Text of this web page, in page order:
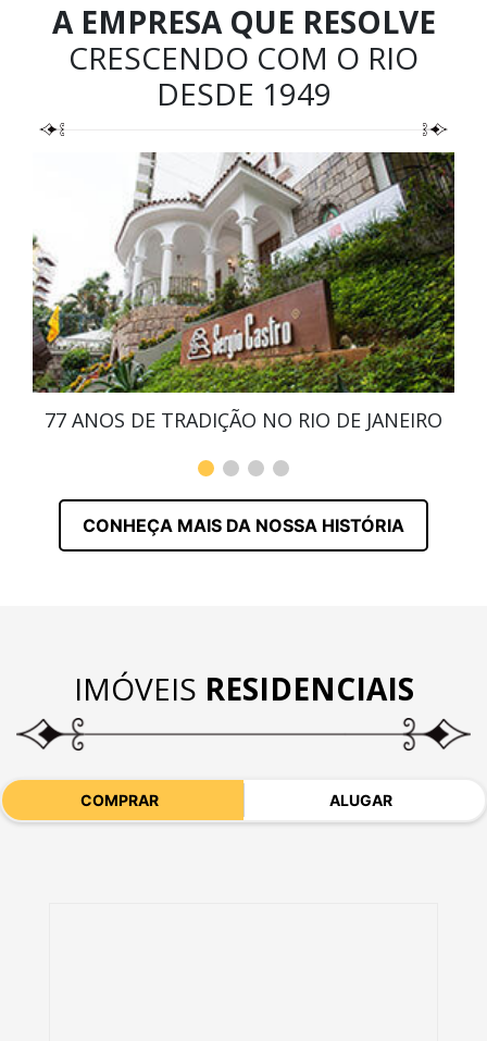
A EMPRESA QUE RESOLVE
CRESCENDO COM O RIO
DESDE 1949
77 ANOS DE TRADIÇÃO NO RIO DE JANEIRO
CONHEÇA MAIS DA NOSSA HISTÓRIA
IMÓVEIS RESIDENCIAIS
COMPRAR ALUGAR